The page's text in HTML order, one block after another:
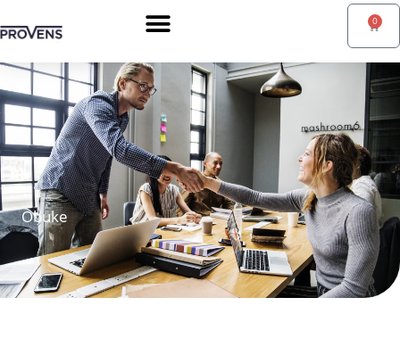
na
sadržaj
0
Cart
Obuke